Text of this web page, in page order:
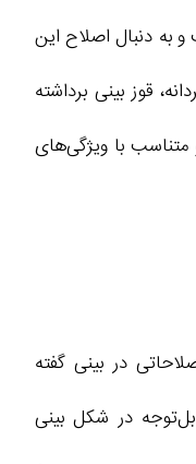
به دنبال اصلاح این
قوز بینی برداشته
با ویژگی‌های
در بینی گفته
در شکل بینی